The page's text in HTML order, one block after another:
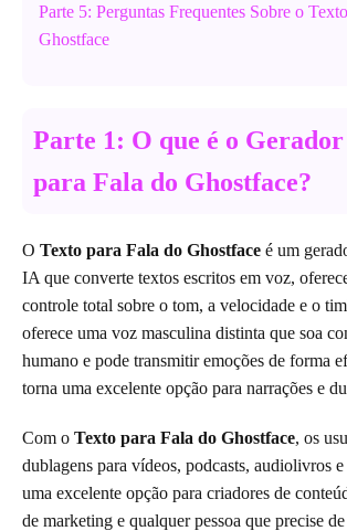
Parte 5: Perguntas Frequentes Sobre o
Ghostface
Parte 1: O que é o
para Fala do Ghostface?
O Texto para Fala do Ghostface é um
IA que converte textos escritos em voz,
controle total sobre o tom, a velocidade e o
oferece uma voz masculina distinta que soa
humano e pode transmitir emoções de forma
torna uma excelente opção para narrações e
Com o Texto para Fala do Ghostface, os
dublagens para vídeos, podcasts, audiolivros
uma excelente opção para criadores de
de marketing e qualquer pessoa que precise